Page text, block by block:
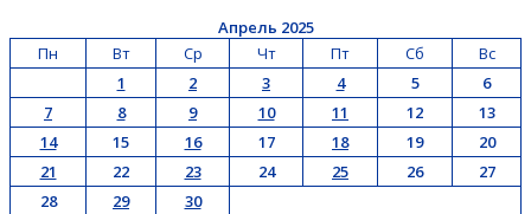
Апрель 2025
Пн
Вт Ср Чт Пт Сб
Вс
1
2 3 4 5
6
7
8 9 10 11 12
13
14
15 16 17 18 19
20
21
22 23 24 25 26
27
28
29
30